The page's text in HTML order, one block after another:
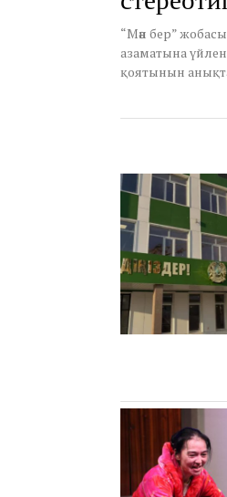
9
2
0
2
“Мән бер”
азаматына
қоятынын